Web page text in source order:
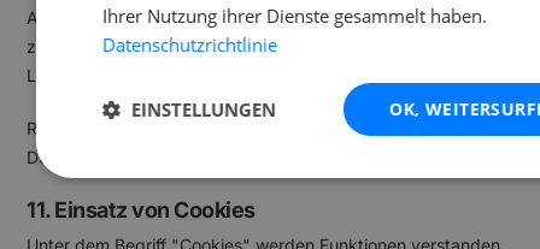
Aufbewahrung zu Beweiszwecken erforderlich ist, sind bis
zur endgültigen Klärung des jeweiligen Vorfalls von der
Löschung ausgenommen.
Rechtsgrundlage: Berechtigte Interessen (Art. 6 Abs. 1 lit. f)
DSGVO).
11. Einsatz von Cookies
Unter dem Begriff "Cookies" werden Funktionen verstanden,
Ihrer Nutzung ihrer Dienste gesammelt haben.
Datenschutzrichtlinie
OK,
EINSTELLUNGEN